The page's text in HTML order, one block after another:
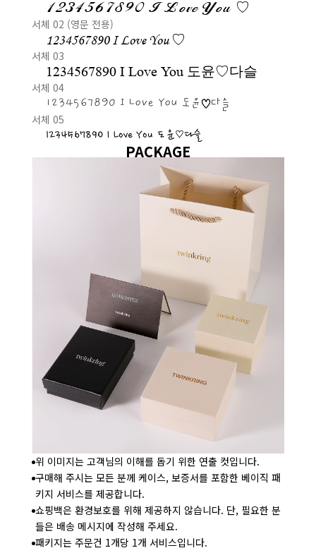
1234567890 I Love You ♡
서체 02 (영문 전용)
1234567890 I Love You ♡
서체 03
1234567890 I Love You 도윤♡다슬
서체 04
1234567890 I Love You 도윤♡다슬
서체 05
1234567890 I Love You 도윤♡다슬
PACKAGE
위 이미지는 고객님의 이해를 돕기 위한 연출 컷입니다.
구매해 주시는 모든 분께 케이스, 보증서를 포함한 베이직 패
키지 서비스를 제공합니다.
쇼핑백은 환경보호를 위해 제공하지 않습니다. 단, 필요한 분
들은 배송 메시지에 작성해 주세요.
패키지는 주문건 1개당 1개 서비스입니다.